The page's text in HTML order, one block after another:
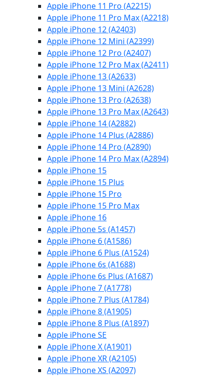
Apple iPhone 11 Pro (A2215)
Apple iPhone 11 Pro Max (A2218)
Apple iPhone 12 (A2403)
Apple iPhone 12 Mini (A2399)
Apple iPhone 12 Pro (A2407)
Apple iPhone 12 Pro Max (A2411)
Apple iPhone 13 (A2633)
Apple iPhone 13 Mini (A2628)
Apple iPhone 13 Pro (A2638)
Apple iPhone 13 Pro Max (A2643)
Apple iPhone 14 (A2882)
Apple iPhone 14 Plus (A2886)
Apple iPhone 14 Pro (A2890)
Apple iPhone 14 Pro Max (A2894)
Apple iPhone 15
Apple iPhone 15 Plus
Apple iPhone 15 Pro
Apple iPhone 15 Pro Max
Apple iPhone 16
Apple iPhone 5s (A1457)
Apple iPhone 6 (A1586)
Apple iPhone 6 Plus (A1524)
Apple iPhone 6s (A1688)
Apple iPhone 6s Plus (A1687)
Apple iPhone 7 (A1778)
Apple iPhone 7 Plus (A1784)
Apple iPhone 8 (A1905)
Apple iPhone 8 Plus (A1897)
Apple iPhone SE
Apple iPhone X (A1901)
Apple iPhone XR (A2105)
Apple iPhone XS (A2097)